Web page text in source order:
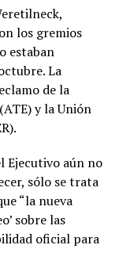
los gremios
estaban
La
de la
y la Unión
Ejecutivo aún no
sólo se trata
“la nueva
sobre las
oficial para